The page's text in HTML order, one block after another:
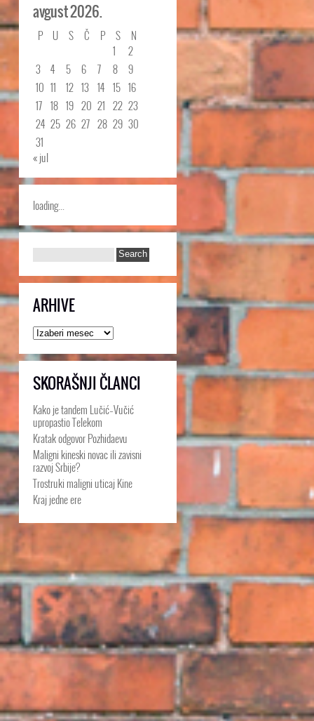
avgust 2026.
P U S Č P S
N
1
2
3
4 5 6 7 8
9
10 11 12 13 14 15 16
17 18 19 20 21 22 23
24 25 26 27 28 29 30
31
« jul
loading...
ARHIVE
Arhive
SKORAŠNJI ČLANCI
Kako je tandem Lučić–Vučić
upropastio Telekom
Kratak odgovor Pozhidaevu
Maligni kineski novac ili zavisni
razvoj Srbije?
Trostruki maligni uticaj Kine
Kraj jedne ere